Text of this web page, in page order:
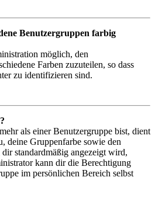
Benutzergruppen farbig
möglich, den
Farben zuzuteilen, so dass
zu identifizieren sind.
als einer Benutzergruppe bist, dient
deine Gruppenfarbe sowie den
standardmäßig angezeigt wird,
kann dir die Berechtigung
im persönlichen Bereich selbst